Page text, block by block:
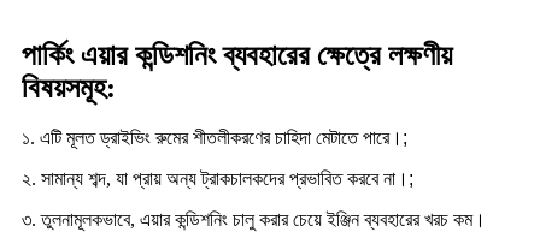
পার্কিং এয়ার কন্ডিশনিং ব্যবহারের ক্ষেত্রে লক্ষণীয়
বিষয়সমূহ:
১. এটি মূলত ড্রাইভিং রুমের শীতলীকরণের চাহিদা মেটাতে পারে। ;
২. সামান্য শব্দ, যা প্রায় অন্য ট্রাকচালকদের প্রভাবিত করবে না। ;
৩. তুলনামূলকভাবে, এয়ার কন্ডিশনিং চালু করার চেয়ে ইঞ্জিন ব্যবহারের খরচ কম।